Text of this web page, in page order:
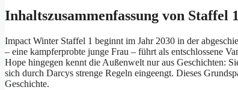
Inhaltszusammenfassung von Staffel
Impact Winter Staffel 1 beginnt im Jahr 2030 in der
– eine kampferprobte junge Frau – führt als entschlossene
Hope hingegen kennt die Außenwelt nur aus Geschichten:
sich durch Darcys strenge Regeln eingeengt. Dieses
Geschichte.